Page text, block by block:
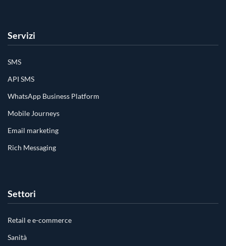
Servizi
SMS
API SMS
WhatsApp Business Platform
Mobile Journeys
Email marketing
Rich Messaging
Settori
Retail e e-commerce
Sanità